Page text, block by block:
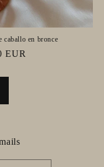
caballo en bronce
EUR